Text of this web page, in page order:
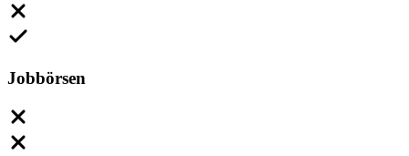
Jobbörsen